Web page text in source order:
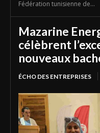
Fédération tunisienne de...
Mazarine
célèbrent
nouveaux
ÉCHO DES ENTREPRISES